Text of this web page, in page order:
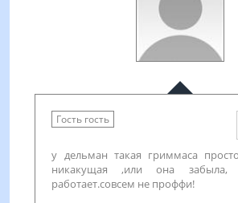
Гость гость
у дельман такая гриммаса
никакущая ,или она
работает.совсем не проффи!